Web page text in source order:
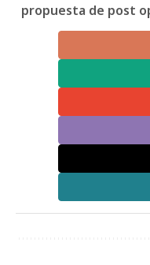
propuesta de post